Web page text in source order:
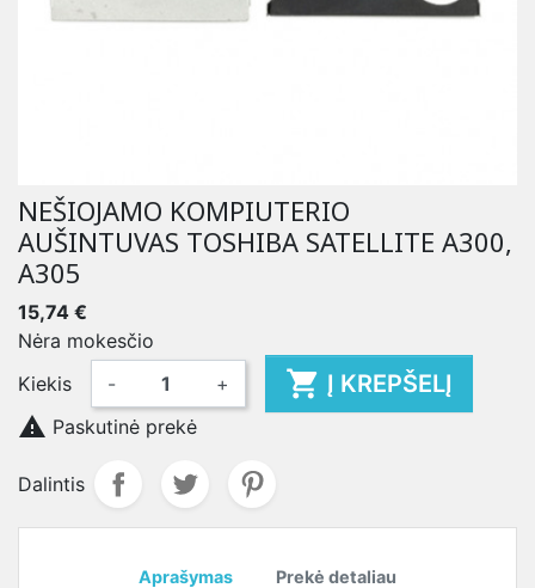
NEŠIOJAMO KOMPIUTERIO
AUŠINTUVAS TOSHIBA SATELLITE A300,
A305
15,74 €
Nėra mokesčio
Kiekis
- +  Į KREPŠELĮ
 Paskutinė prekė
Dalintis
Aprašymas Prekė detaliau